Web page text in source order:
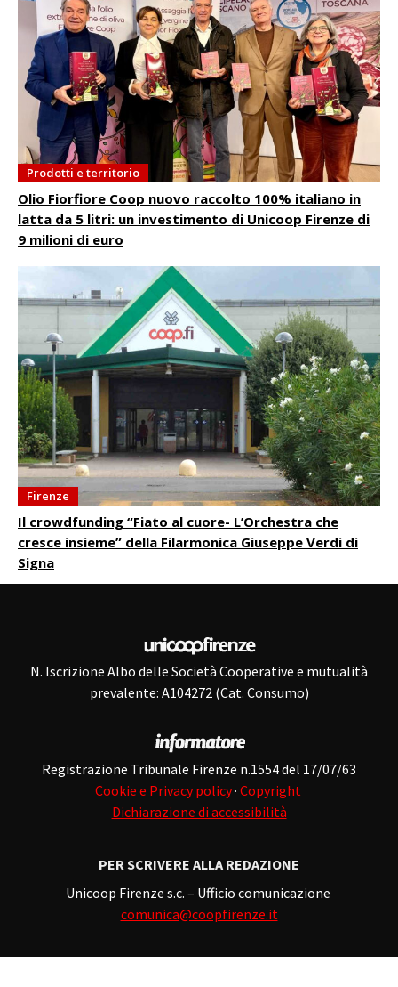
Prodotti e territorio
Olio Fiorfiore Coop nuovo raccolto 100% italiano in
latta da 5 litri: un investimento di Unicoop Firenze di
9 milioni di euro
Firenze
Il crowdfunding “Fiato al cuore- L’Orchestra che
cresce insieme” della Filarmonica Giuseppe Verdi di
Signa
N. Iscrizione Albo delle Società Cooperative e mutualità
prevalente: A104272 (Cat. Consumo)
Registrazione Tribunale Firenze n.1554 del 17/07/63
Cookie e Privacy policy· Copyright
Dichiarazione di accessibilità
PER SCRIVERE ALLA REDAZIONE
Unicoop Firenze s.c. – Ufficio comunicazione
comunica@coopfirenze.it